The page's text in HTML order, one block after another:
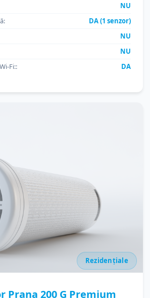
NU
DA (1 senzor)
NU
NU
Fi::
DA
Rezidențiale
Prana 200 G Premium